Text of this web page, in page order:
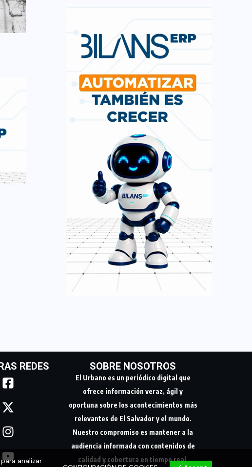
REDES SOBRE NOSOTROS
El Urbano es un periódico digital que
ofrece información veraz, ágil y
oportuna sobre los acontecimientos más
relevantes de El Salvador y el mundo.
Nuestro compromiso es mantener a la
audiencia informada con contenidos de
calidad y cobertura en tiempo real.
analizar